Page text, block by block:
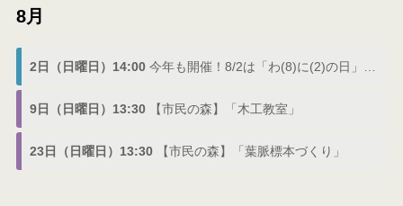
8月
2日（日曜日）14:00 今年も開催！8/2は「わ(8)に(2)の日」でわにフェス
9日（日曜日）13:30 【市民の森】「木工教室」
23日（日曜日）13:30 【市民の森】「葉脈標本づくり」